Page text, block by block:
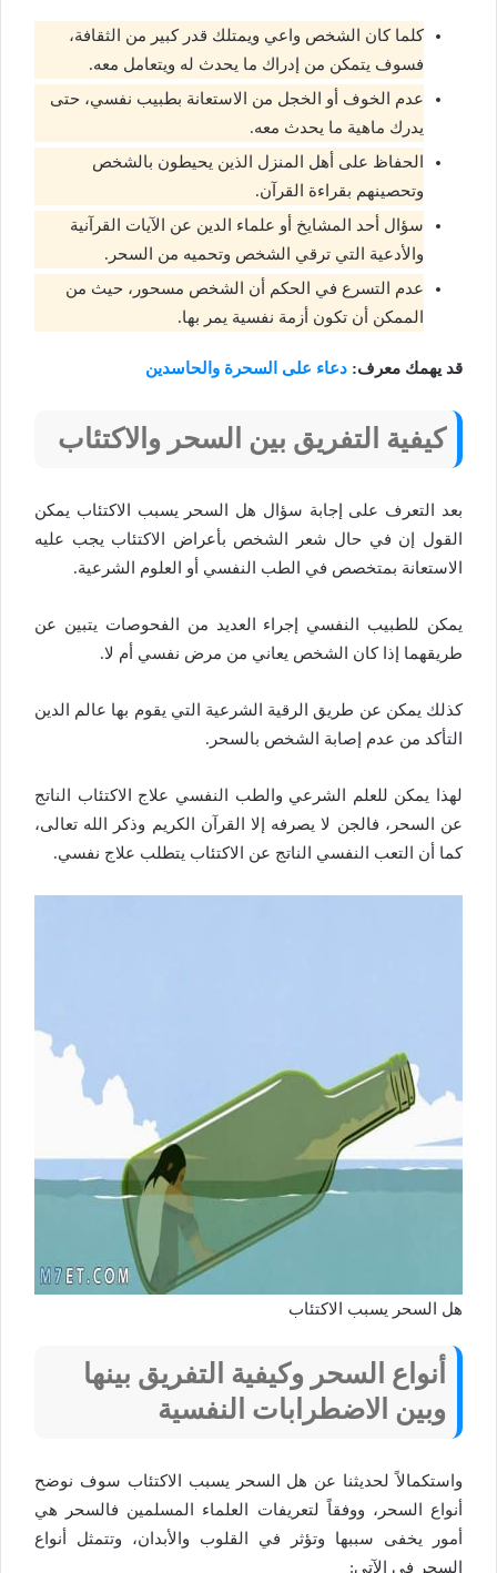
كلما كان الشخص واعي ويمتلك قدر كبير من الثقافة،
فسوف يتمكن من إدراك ما يحدث له ويتعامل معه.
عدم الخوف أو الخجل من الاستعانة بطبيب نفسي، حتى
يدرك ماهية ما يحدث معه.
الحفاظ على أهل المنزل الذين يحيطون بالشخص
وتحصينهم بقراءة القرآن.
سؤال أحد المشايخ أو علماء الدين عن الآيات القرآنية
والأدعية التي ترقي الشخص وتحميه من السحر.
عدم التسرع في الحكم أن الشخص مسحور، حيث من
الممكن أن تكون أزمة نفسية يمر بها.
قد يهمك معرف: دعاء على السحرة والحاسدين
كيفية التفريق بين السحر والاكتئاب
بعد التعرف على إجابة سؤال هل السحر يسبب الاكتئاب يمكن
القول إن في حال شعر الشخص بأعراض الاكتئاب يجب عليه
الاستعانة بمتخصص في الطب النفسي أو العلوم الشرعية.
يمكن للطبيب النفسي إجراء العديد من الفحوصات يتبين عن
طريقهما إذا كان الشخص يعاني من مرض نفسي أم لا.
كذلك يمكن عن طريق الرقية الشرعية التي يقوم بها عالم الدين
التأكد من عدم إصابة الشخص بالسحر.
لهذا يمكن للعلم الشرعي والطب النفسي علاج الاكتئاب الناتج
عن السحر، فالجن لا يصرفه إلا القرآن الكريم وذكر الله تعالى،
كما أن التعب النفسي الناتج عن الاكتئاب يتطلب علاج نفسي.
هل السحر يسبب الاكتئاب
أنواع السحر وكيفية التفريق بينها
وبين الاضطرابات النفسية
واستكمالاً لحديثنا عن هل السحر يسبب الاكتئاب سوف نوضح
أنواع السحر، ووفقاً لتعريفات العلماء المسلمين فالسحر هي
أمور يخفى سببها وتؤثر في القلوب والأبدان، وتتمثل أنواع
السحر في الآتي: